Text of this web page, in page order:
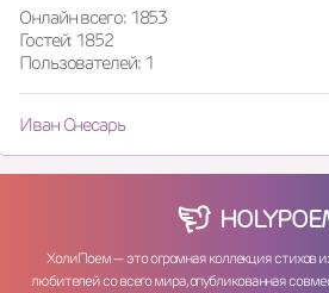
Онлайн всего: 1853
Гостей: 1852
Пользователей: 1
Иван Снесарь
HOLY
ХолиПоем — это огромная коллекция стихов
любителей со всего мира, опубликованная